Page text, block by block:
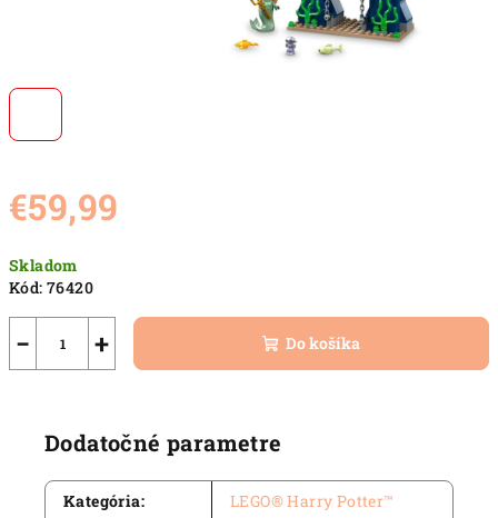
€59,99
cena:
Skladom
Kód: 76420
+
− Do košíka
Dodatočné parametre
Kategória:
LEGO® Harry Potter™